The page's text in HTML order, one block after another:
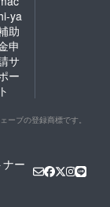
ya
助
申
サ
ー
ト
ーブの登録商標です。
ー